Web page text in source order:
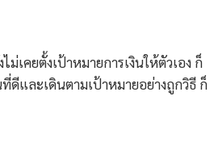
เคยตั้งเป้าหมายการเงินให้ตัวเอง ก็
ดีและเดินตามเป้าหมายอย่างถูกวิธี ก็